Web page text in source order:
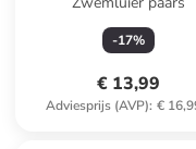
-17%
€ 13,99
Adviesprijs (AVP): €